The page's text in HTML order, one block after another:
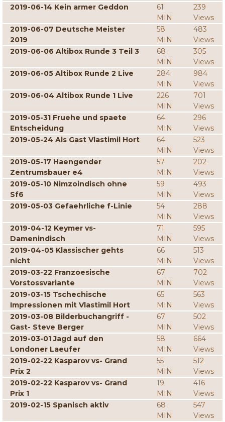
2019-06-14 Kein armer Geddon
61
MIN
239
Views
2019-06-07 Deutsche Meister
2019
58
MIN
483
Views
2019-06-06 Altibox Runde 3 Teil 3
68
MIN
305
Views
2019-06-05 Altibox Runde 2 Live
284
MIN
984
Views
2019-06-04 Altibox Runde 1 Live
226
MIN
701
Views
2019-05-31 Fruehe und spaete
Entscheidung
64
MIN
296
Views
2019-05-24 Als Gast Vlastimil Hort
64
MIN
523
Views
2019-05-17 Haengender
Zentrumsbauer e4
57
MIN
202
Views
2019-05-10 Nimzoindisch ohne
Sf6
59
MIN
493
Views
2019-05-03 Gefaehrliche f-Linie
54
MIN
288
Views
2019-04-12 Keymer vs-
Damenindisch
71
MIN
595
Views
2019-04-05 Klassischer gehts
nicht
66
MIN
513
Views
2019-03-22 Franzoesische
Vorstossvariante
67
MIN
702
Views
2019-03-15 Tschechische
Impressionen mit Vlastimil Hort
65
MIN
563
Views
2019-03-08 Bilderbuchangriff -
Gast- Steve Berger
67
MIN
502
Views
2019-03-01 Jagd auf den
Londoner Laeufer
58
MIN
664
Views
2019-02-22 Kasparov vs- Grand
Prix 2
55
MIN
512
Views
2019-02-22 Kasparov vs- Grand
Prix 1
19
MIN
416
Views
2019-02-15 Spanisch aktiv
68
MIN
547
Views